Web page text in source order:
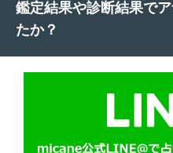
鑑定結果や診断結果で
たか？